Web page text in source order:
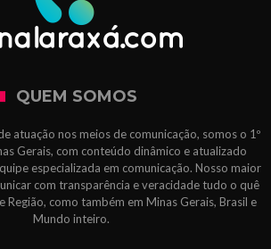
QUEM SOMOS
atuação nos meios de comunicação, somos o 1º
Gerais, com conteúdo dinâmico e atualizado
especializada em comunicação. Nosso maior
com transparência e veracidade tudo o quê
Região, como também em Minas Gerais, Brasil e
Mundo inteiro.